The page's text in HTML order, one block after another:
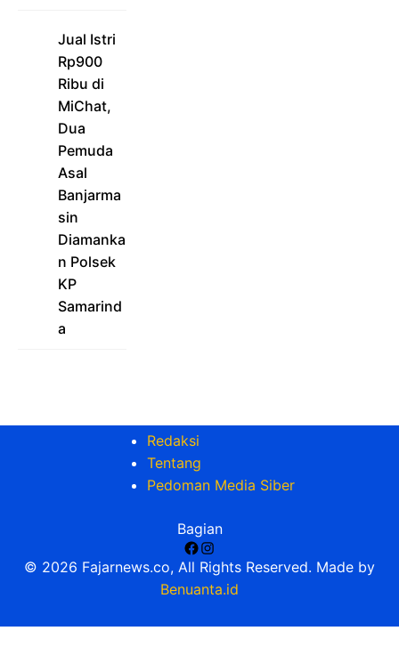
Jual Istri
Rp900
Ribu di
MiChat,
Dua
Pemuda
Asal
Banjarma
sin
Diamanka
n Polsek
KP
Samarind
a
Redaksi
Tentang
Pedoman Media Siber
Bagian
Facebook
Instagram
© 2026 Fajarnews.co, All Rights Reserved. Made by
Benuanta.id